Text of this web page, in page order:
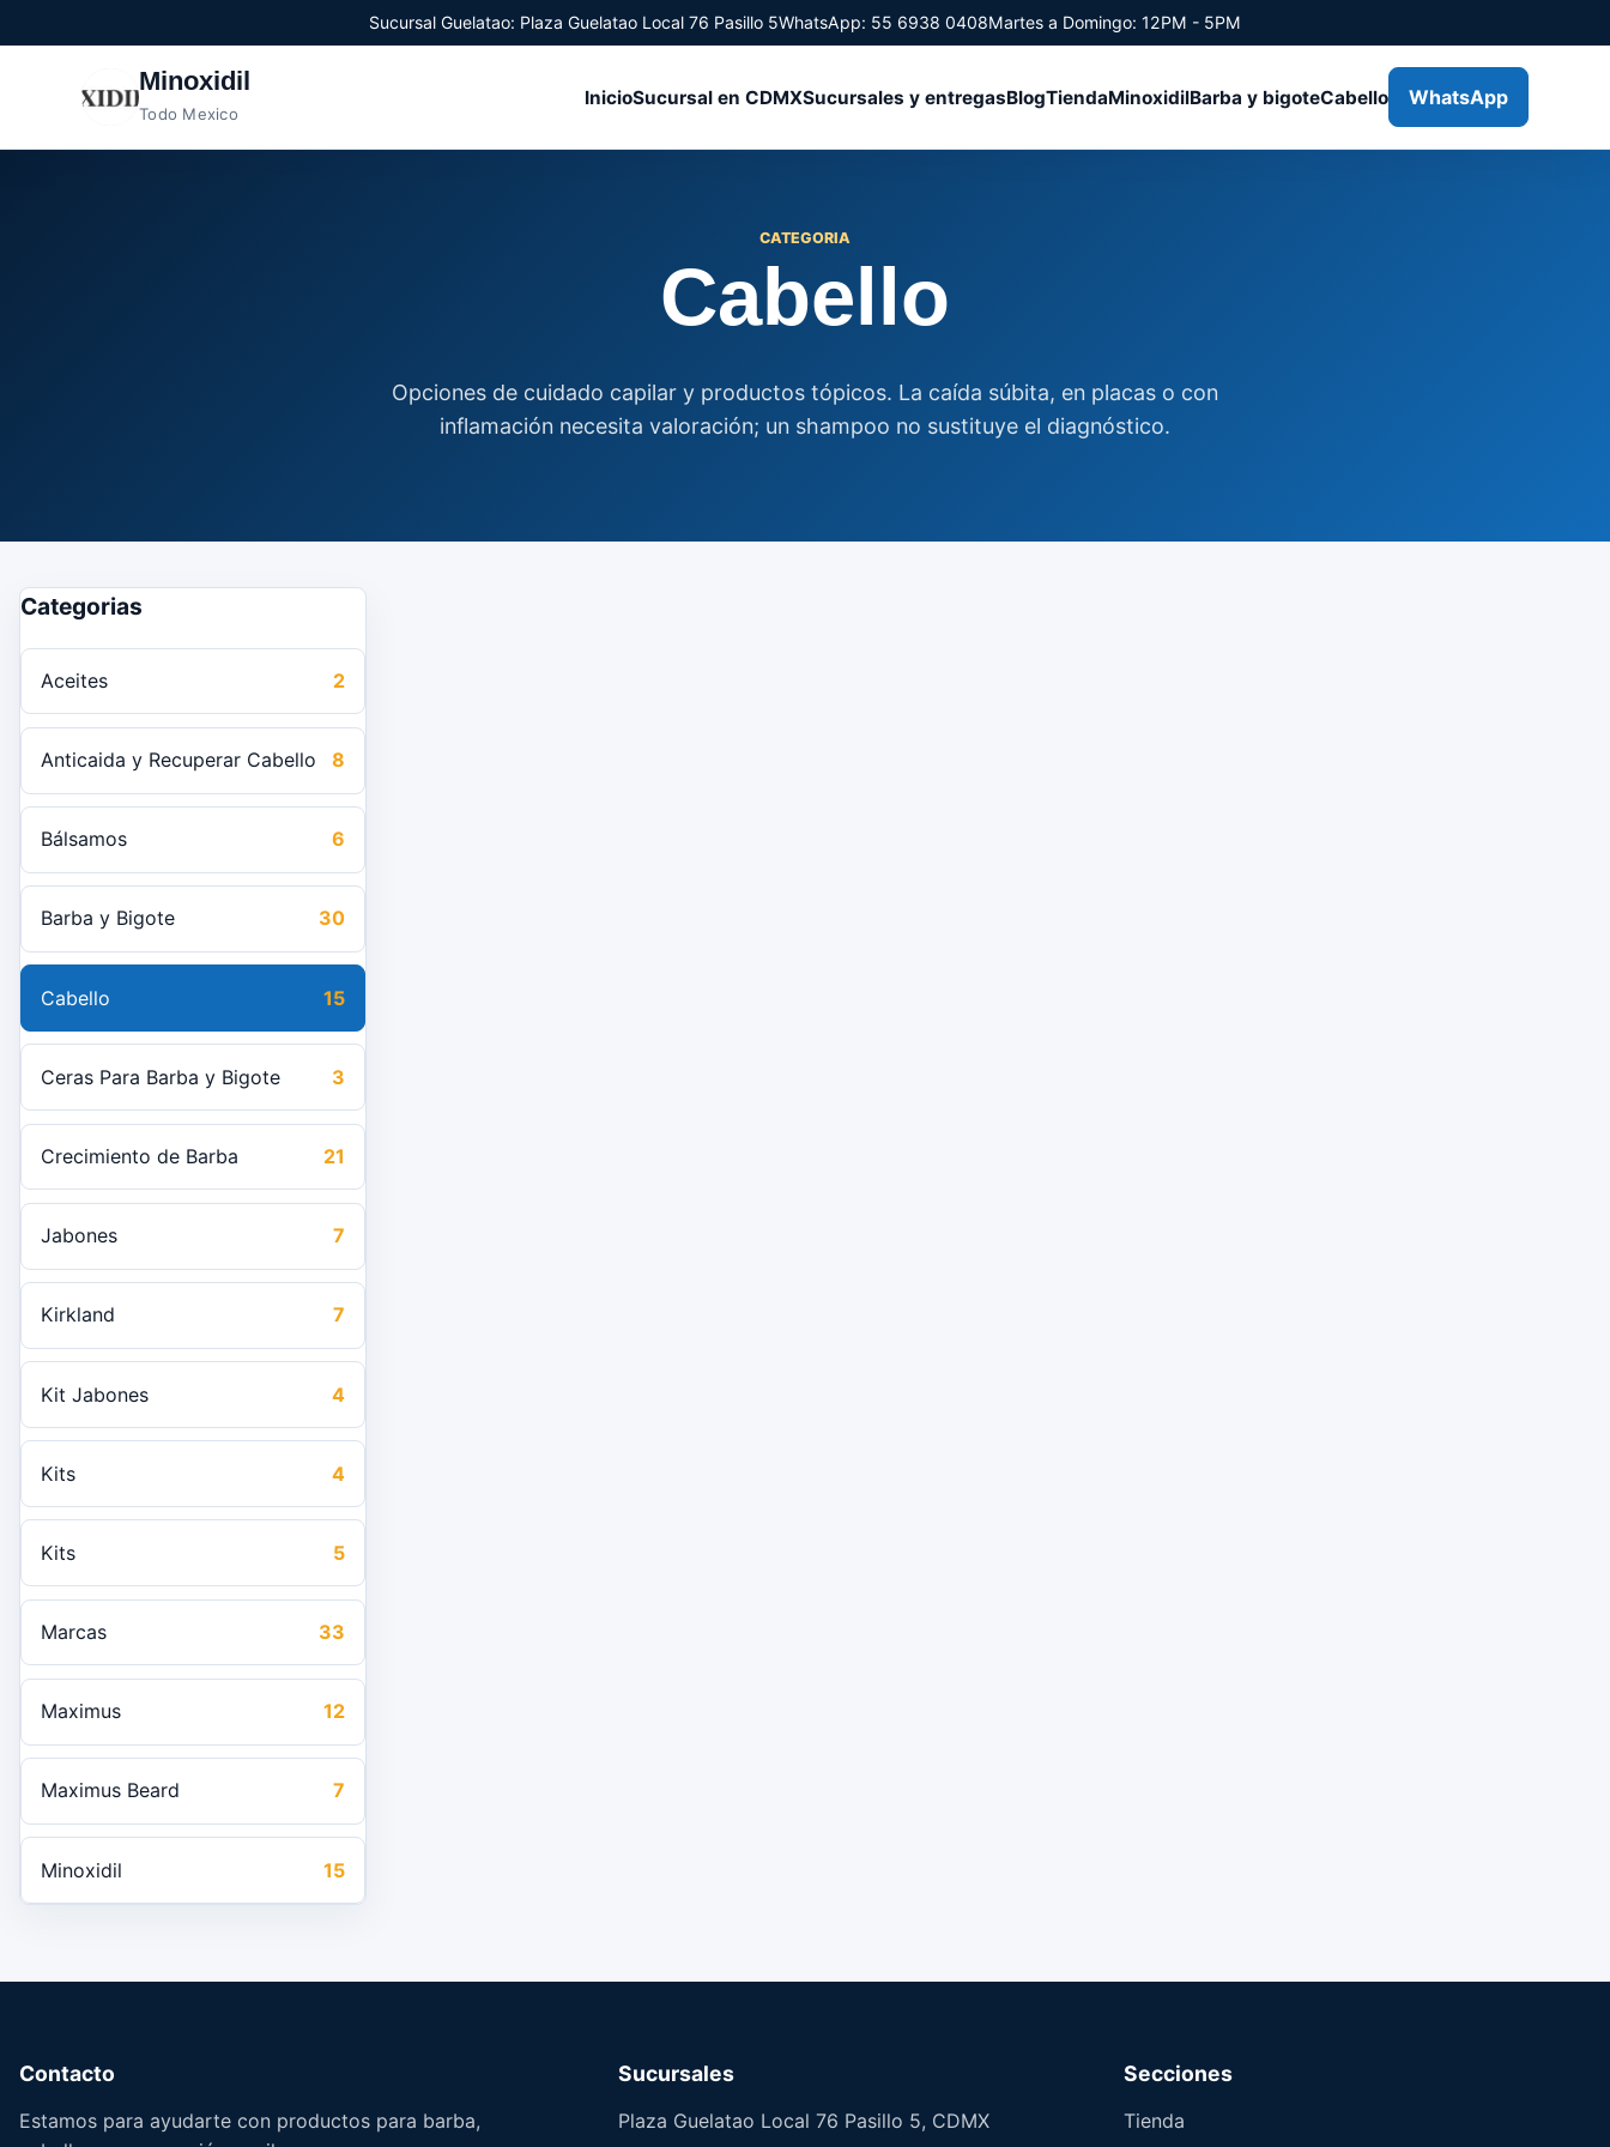
Sucursal Guelatao: Plaza Guelatao Local 76 Pasillo 5WhatsApp: 55 6938 0408Martes a Domingo: 12PM - 5PM
Minoxidil
Todo Mexico
InicioSucursal en CDMXSucursales y entregasBlogTiendaMinoxidilBarba y bigoteCabello WhatsApp
CATEGORIA
Cabello
Opciones de cuidado capilar y productos tópicos. La caída súbita, en placas o con
inflamación necesita valoración; un shampoo no sustituye el diagnóstico.
Categorias
Aceites 2
Anticaida y Recuperar Cabello 8
Bálsamos 6
Barba y Bigote 30
Cabello 15
Ceras Para Barba y Bigote 3
Crecimiento de Barba 21
Jabones 7
Kirkland 7
Kit Jabones 4
Kits 4
Kits 5
Marcas 33
Maximus 12
Maximus Beard 7
Minoxidil 15
Contacto
Estamos para ayudarte con productos para barba,
Sucursales
Plaza Guelatao Local 76 Pasillo 5, CDMX
Secciones
Tienda